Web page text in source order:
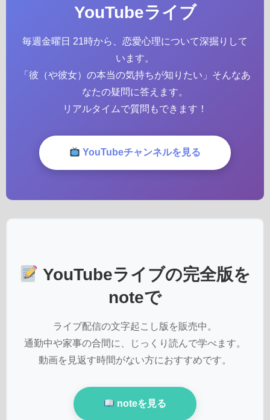
YouTubeライブ
毎週金曜日 21時から、恋愛心理について深掘りして
います。
「彼（や彼女）の本当の気持ちが知りたい」そんなあ
なたの疑問に答えます。
リアルタイムで質問もできます！
YouTubeチャンネルを見る
YouTubeライブの完全版を
noteで
ライブ配信の文字起こし版を販売中。
通勤中や家事の合間に、じっくり読んで学べます。
動画を見返す時間がない方におすすめです。
noteを見る